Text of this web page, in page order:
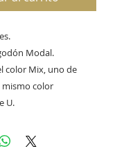
Modal.
color Mix, uno de
mismo color
U.